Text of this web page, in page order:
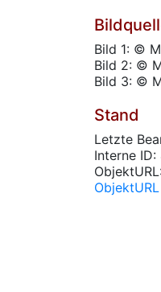
Bild 1: ©
Bild 2: ©
Bild 3: ©
Stand
Letzte
Interne